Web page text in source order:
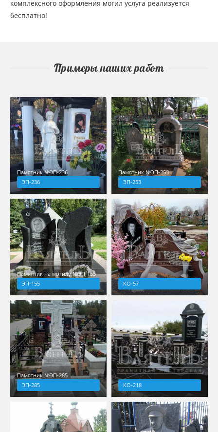
комплексного оформления могил услуга реализуется
бесплатно!
Примеры наших работ
Памятник №ЭП-236
ЭП-236
Памятник №ЭП-253
ЭП-253
Памятник на могилу №ЭП-155
ЭП-155
КО-57
Памятник №ЭП-285
ЭП-285
КО-218